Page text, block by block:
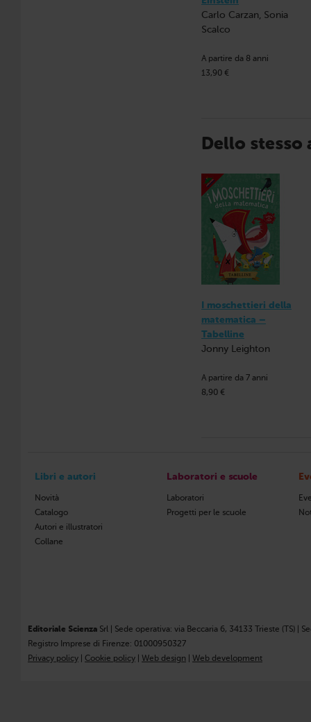
Carlo Carzan, Sonia
Scalco
A partire da 8 anni
13,90 €
Dello stesso
I moschettieri della
matematica –
Tabelline
Jonny Leighton
A partire da 7 anni
8,90 €
Libri e autori
Novità
Catalogo
Autori e illustratori
Collane
Laboratori e scuole
Laboratori
Progetti per le scuole
Editoriale Scienza Srl | Sede operativa: via Beccaria 6, 34133 Trieste (TS) |
Registro Imprese di Firenze: 01000950327
Privacy policy
Cookie policy Web design Web development